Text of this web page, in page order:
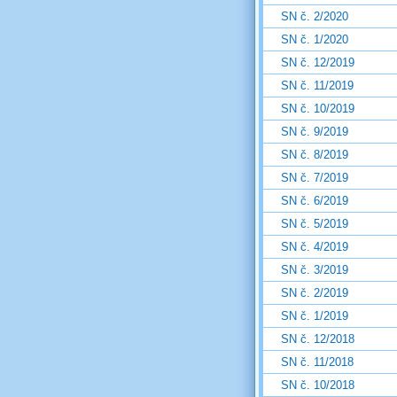
SN č. 2/2020
SN č. 1/2020
SN č. 12/2019
SN č. 11/2019
SN č. 10/2019
SN č. 9/2019
SN č. 8/2019
SN č. 7/2019
SN č. 6/2019
SN č. 5/2019
SN č. 4/2019
SN č. 3/2019
SN č. 2/2019
SN č. 1/2019
SN č. 12/2018
SN č. 11/2018
SN č. 10/2018